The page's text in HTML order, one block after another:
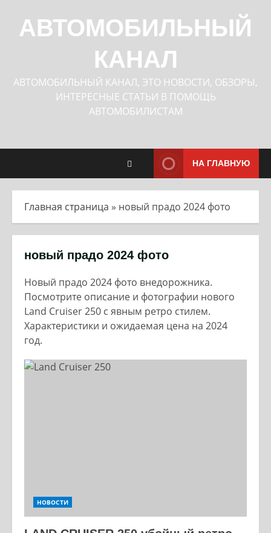
содержимому
АВТОМОБИЛЬНЫЙ
КАНАЛ
АВТОМОБИЛЬНЫЙ КАНАЛ, ЭТО НОВОСТИ, ОБЗОРЫ,
ИНТЕРЕСНЫЕ СТАТЬИ В ПОМОЩЬ
АВТОМОБИЛИСТАМ
НА ГЛАВНУЮ
Главная страница » новый прадо 2024 фото
новый прадо 2024 фото
Новый прадо 2024 фото внедорожника.
Посмотрите описание и фотографии нового
Land Cruiser 250 с явным ретро стилем.
Характеристики и ожидаемая цена на 2024
год.
НОВОСТИ